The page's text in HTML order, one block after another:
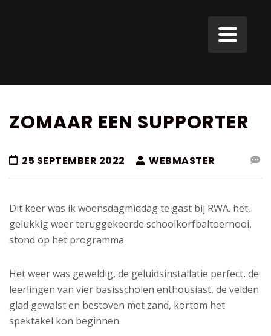
ZOMAAR EEN SUPPORTER
25 SEPTEMBER 2022 WEBMASTER
Dit keer was ik woensdagmiddag te gast bij RWA. het,
gelukkig weer teruggekeerde schoolkorfbaltoernooi,
stond op het programma.
Het weer was geweldig, de geluidsinstallatie perfect, de
leerlingen van vier basisscholen enthousiast, de velden
glad gewalst en bestoven met zand, kortom het
spektakel kon beginnen.